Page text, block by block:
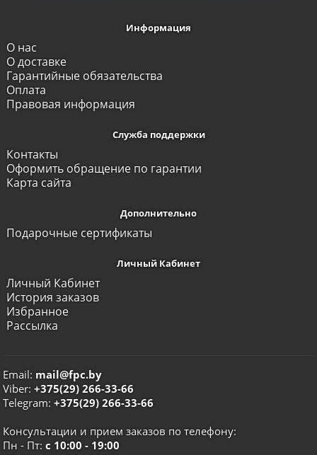
Информация
О нас
О доставке
Гарантийные обязательства
Оплата
Правовая информация
Служба поддержки
Контакты
Оформить обращение по гарантии
Карта сайта
Дополнительно
Подарочные сертификаты
Личный Кабинет
Личный Кабинет
История заказов
Избранное
Рассылка
Email: mail@fpc.by
Viber:+375(29) 266-33-66
Telegram:+375(29) 266-33-66
Консультации и прием заказов по телефону:
Пн - Пт:с 10:00 - 19:00